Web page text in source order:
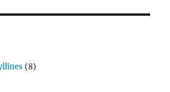
(8)